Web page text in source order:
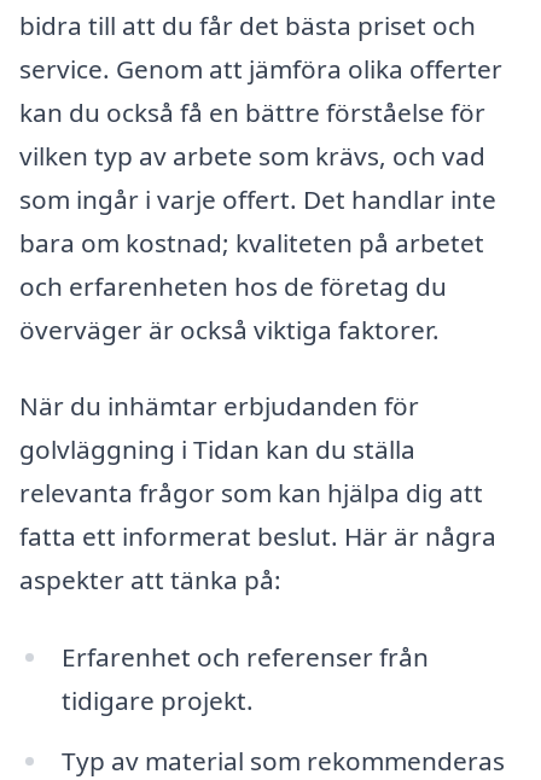
bidra till att du får det bästa priset och
service. Genom att jämföra olika offerter
kan du också få en bättre förståelse för
vilken typ av arbete som krävs, och vad
som ingår i varje offert. Det handlar inte
bara om kostnad; kvaliteten på arbetet
och erfarenheten hos de företag du
överväger är också viktiga faktorer.
När du inhämtar erbjudanden för
golvläggning i Tidan kan du ställa
relevanta frågor som kan hjälpa dig att
fatta ett informerat beslut. Här är några
aspekter att tänka på:
Erfarenhet och referenser från
tidigare projekt.
Typ av material som rekommenderas